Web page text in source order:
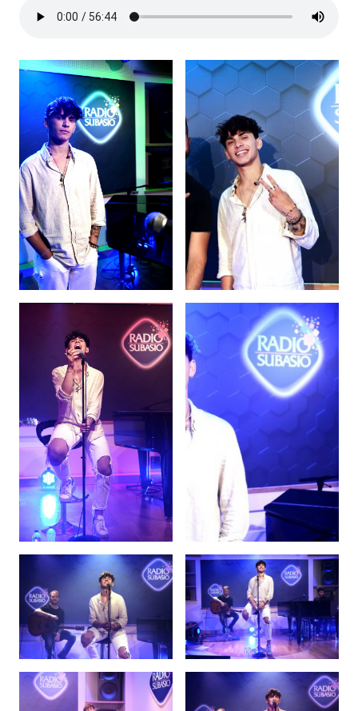
Radio Suby
Subasio Per Un’Ora D’Amore
Video
Foto
Speciali
Oroscopo
Radio Subasio Music Club
Sanremo 2026
News
Musica
Cultura
Attualità
Costume
Extra
Eventi